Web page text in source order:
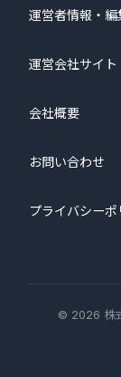
運営者情報・編
運営会社サイト
会社概要
お問い合わせ
プライバシーポ
© 2026 株